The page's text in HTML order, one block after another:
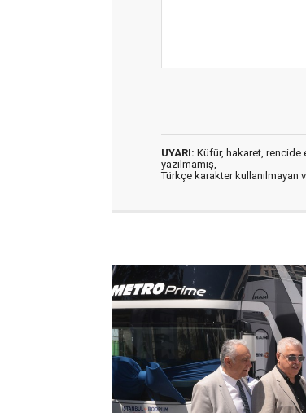
UYARI: Küfür, hakaret, rencide
yazılmamış,
Türkçe karakter kullanılmayan